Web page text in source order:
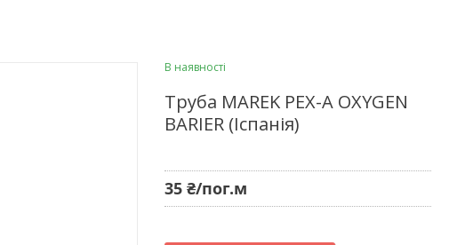
В наявності
Труба MAREK PEX-A OXYGEN
BARIER (Іспанія)
35 ₴/пог.м